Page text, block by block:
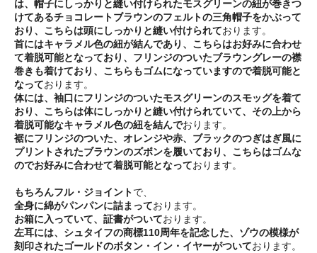
は、帽子にしっかりと縫い付けられたモスグリーンの紐が巻きつ
けてあるチョコレートブラウンのフェルトの三角帽子をかぶって
おり、こちらは頭にしっかりと縫い付けられております。
首にはキャラメル色の紐が結んであり、こちらはお好みに合わせ
て着脱可能となっており、フリンジのついたブラウングレーの襟
巻きも着けており、こちらもゴムになっていますので着脱可能と
なっております。
体には、袖口にフリンジのついたモスグリーンのスモッグを着て
おり、こちらは体にしっかりと縫い付けられていて、その上から
着脱可能なキャラメル色の紐を結んでおります。
裾にフリンジのついた、オレンジや赤、ブラックのつぎはぎ風に
プリントされたブラウンのズボンを履いており、こちらはゴムな
のでお好みに合わせて着脱可能となっております。
もちろんフル・ジョイントで、
全身に綿がパンパンに詰まっております。
お箱に入っていて、証書がついております。
左耳には、シュタイフの商標110周年を記念した、ゾウの模様が
刻印されたゴールドのボタン・イン・イヤーがついております。